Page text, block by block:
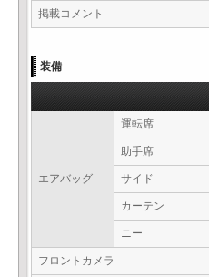
掲載コメント
装備
エアバッグ
運転席
助手席
サイド
カーテン
ニー
フロントカメラ